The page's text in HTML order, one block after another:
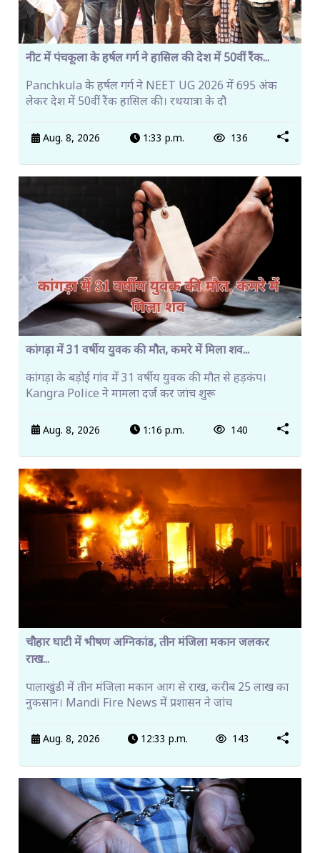
नीट में पंचकूला के हर्षल गर्ग ने हासिल की देश में 50वीं रैंक...
Panchkula के हर्षल गर्ग ने NEET UG 2026 में 695 अंक
लेकर देश में 50वीं रैंक हासिल की। रथयात्रा के दौ
Aug. 8, 2026 1:33 p.m. 136
कांगड़ा में 31 वर्षीय युवक की मौत, कमरे में मिला शव...
कांगड़ा के बड़ोई गांव में 31 वर्षीय युवक की मौत से हड़कंप।
Kangra Police ने मामला दर्ज कर जांच शुरू
Aug. 8, 2026 1:16 p.m. 140
चौहार घाटी में भीषण अग्निकांड, तीन मंजिला मकान जलकर
राख...
पालाखुंडी में तीन मंजिला मकान आग से राख, करीब 25 लाख का
नुकसान। Mandi Fire News में प्रशासन ने जांच
Aug. 8, 2026 12:33 p.m. 143